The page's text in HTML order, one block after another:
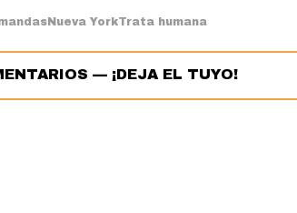
Nueva YorkTrata humana
— ¡DEJA EL TUYO!